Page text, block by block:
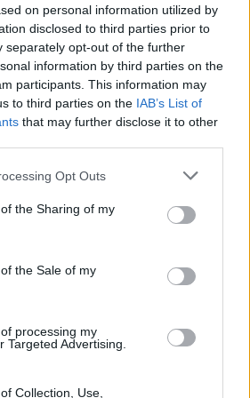
on personal information utilized by
disclosed to third parties prior to
separately opt-out of the further
information by third parties on the
participants. This information may
to third parties on the IAB’s List of
that may further disclose it to other
app uses one or more Google
or usage behaviour. You may click to
to Google and its third-party tags to
specified purposes in below Google
Opt Outs
the Sharing of my
the Sale of my
processing my
Targeted Advertising.
Collection, Use,
più accessibili, con prezzi
mattoni che si aggiravano intorno
quadro. Il distretto XIV è stato il
di HUF, mentre il distretto XVIII
836.000 HUF.
degli appartamenti in mattoni
55 percento nel Distretto I ad
XVIII.
di più?
variavano tra 900.000 e 1,3
anche se alcuni edifici in
questa fascia. Il Distretto II ha
appartamenti a pannelli più
HUF, seguito da vicino dal